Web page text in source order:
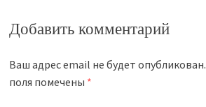
Добавить комментарий
Ваш адрес email не будет опубликован.
поля помечены *